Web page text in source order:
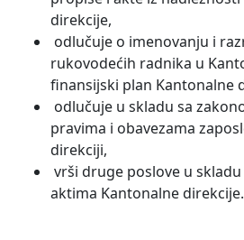
direkcije,
odlučuje o imenovanju i
rukovodećih radnika u
finansijski plan Kantonalne
odlučuje u skladu sa
pravima i obavezama
direkciji,
vrši druge poslove u
aktima Kantonalne direkcije.